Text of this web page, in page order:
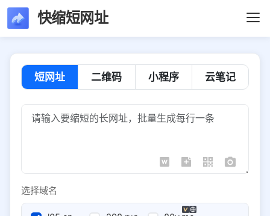
快缩短网址
短网址 二维码 小程序 云笔记
选择域名